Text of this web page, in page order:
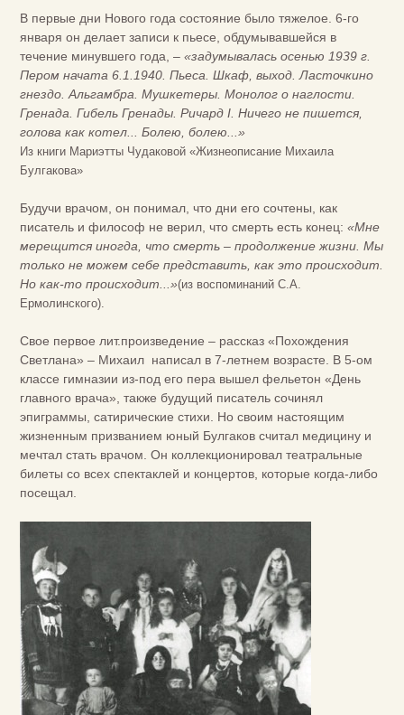
В первые дни Нового года состояние было тяжелое. 6-го
января он делает записи к пьесе, обдумывавшейся в
течение минувшего года, – «задумывалась осенью 1939 г.
Пером начата 6.1.1940. Пьеса. Шкаф, выход. Ласточкино
гнездо. Альгамбра. Мушкетеры. Монолог о наглости.
Гренада. Гибель Гренады. Ричард I. Ничего не пишется,
голова как котел... Болею, болею...»
Из книги Мариэтты Чудаковой «Жизнеописание Михаила
Булгакова»
Будучи врачом, он понимал, что дни его сочтены, как
писатель и философ не верил, что смерть есть конец: «Мне
мерещится иногда, что смерть – продолжение жизни. Мы
только не можем себе представить, как это происходит.
Но как-то происходит...»(из воспоминаний С.А.
Ермолинского).
Свое первое лит.произведение – рассказ «Похождения
Светлана» – Михаил написал в 7-летнем возрасте. В 5-ом
классе гимназии из-под его пера вышел фельетон «День
главного врача», также будущий писатель сочинял
эпиграммы, сатирические стихи. Но своим настоящим
жизненным призванием юный Булгаков считал медицину и
мечтал стать врачом. Он коллекционировал театральные
билеты со всех спектаклей и концертов, которые когда-либо
посещал.